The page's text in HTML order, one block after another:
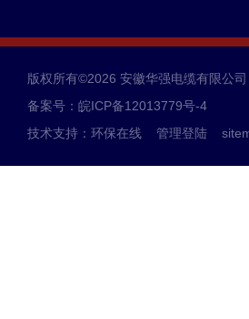
版权所有©2026 安徽华强电缆有限公
备案号：皖ICP备12013779号-4
技术支持： 环保在线 管理登陆